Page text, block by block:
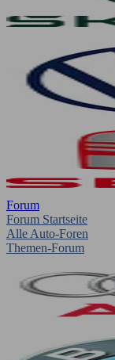
Forum
Forum Startseite
Alle Auto-Foren
Themen-Forum